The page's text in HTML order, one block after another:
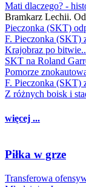
Mati dlaczego? -
Bramkarz Lechii.
Pieczonka (SKT)
F. Pieczonka (SKT)
Krajobraz po
SKT na Roland
Pomorze
F. Pieczonka (SKT)
Z różnych boisk i
więcej ...
Piłka w grze
Transferowa